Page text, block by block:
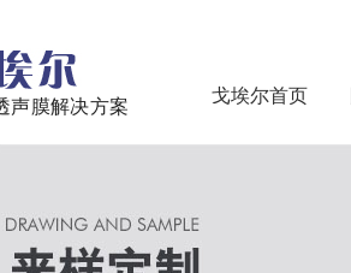
声膜解决方案
戈埃尔首页